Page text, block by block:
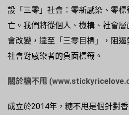
設「三零」社會：零新感染、零
亡。我們將從個人、機構、社會
會改變，達至「三零目標」，阻
社會對感染者的負面標籤。
關於糖不甩 (
成立於2014年，糖不甩是個針對